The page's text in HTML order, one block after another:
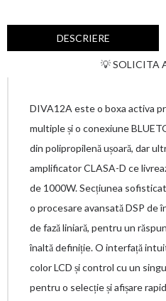
DESCRIERE
💡 SOLICITA
DIVA12A este o boxa activa
multiple și o conexiune
din polipropilenă ușoară, dar
amplificator CLASA-D ce
de 1000W. Secțiunea
o procesare avansată DSP de
de fază liniară, pentru un
înaltă definiție. O interfață
color LCD și control cu ​​un
pentru o selecție și afișare